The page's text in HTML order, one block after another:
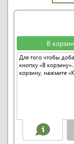
В
Для того чтобы
кнопку «В
корзину, нажмите